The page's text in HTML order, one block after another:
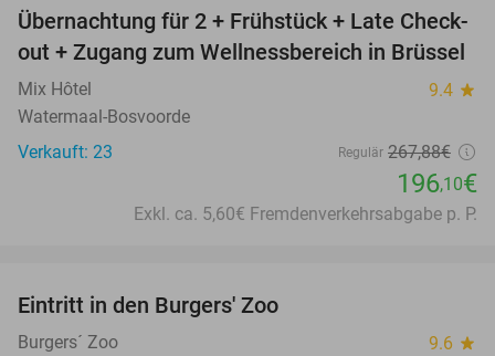
27%
Übernachtung für 2 + Frühstück + Late Check-
out + Zugang zum Wellnessbereich in Brüssel
Mix Hôtel 9.4 star
Watermaal-Bosvoorde
Verkauft: 23
Regulär 267,88€
196,10€
Exkl. ca. 5,60€ Fremdenverkehrsabgabe p. P.
Eintritt in den Burgers' Zoo
Burgers´ Zoo 9.6 star